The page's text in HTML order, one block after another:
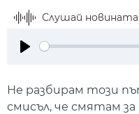
Слушай новината
Не разбирам този
смисъл, че смятам